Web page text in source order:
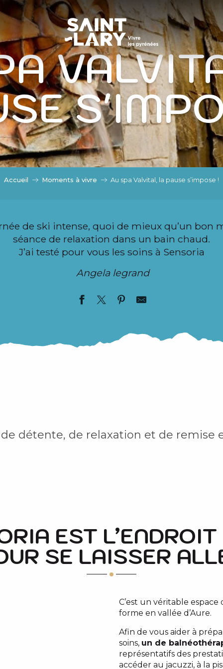
ÉTÉ
EN MODE ÉTÉ
Accueil Moments à vivre Au spa Valvital, la pause s’impose !
de ski intense, quoi de mieux qu’un bon
séance de relaxation dans un bain chaud.
J’ai testé pour vous les soins à Sensoria
Angela legrand
détente, de relaxation et de remise
EST
SE LAISSER
C’est un véritable
forme en vallée d’Aure.
Afin de vous aider à
soins, un de
représentatifs des
accéder au jacuzzi, à la